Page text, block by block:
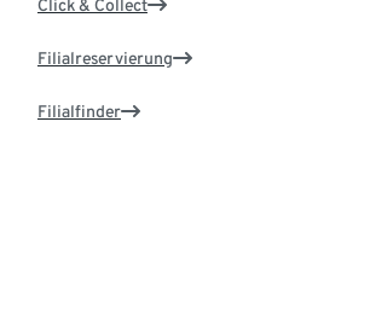
Click & Collect
Filialreservierung
Filialfinder